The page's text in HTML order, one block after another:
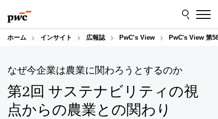
to
content
to
footer
ホーム インサイト 広報誌 PwC’s View PwC's View 第
なぜ今企業は農業に関わろうとするのか
第2回 サステナビリティの視
点からの農業との関わり